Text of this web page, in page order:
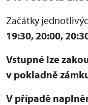
Začátky
19:30, 20:00,
Vstupné lze
v pokladně
V případě